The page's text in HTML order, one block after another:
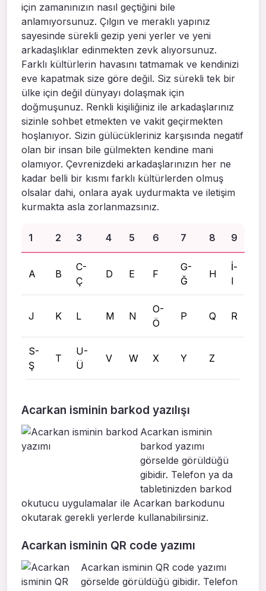
için zamanınızın nasıl geçtiğini bile
anlamıyorsunuz. Çılgın ve meraklı yapınız
sayesinde sürekli gezip yeni yerler ve yeni
arkadaşlıklar edinmekten zevk alıyorsunuz.
Farklı kültürlerin havasını tatmamak ve kendinizi
eve kapatmak size göre değil. Siz sürekli tek bir
ülke için değil dünyayı dolaşmak için
doğmuşunuz. Renkli kişiliğiniz ile arkadaşlarınız
sizinle sohbet etmekten ve vakit geçirmekten
hoşlanıyor. Sizin gülücükleriniz karşısında negatif
olan bir insan bile gülmekten kendine mani
olamıyor. Çevrenizdeki arkadaşlarınızın her ne
kadar belli bir kısmı farklı kültürlerden olmuş
olsalar dahi, onlara ayak uydurmakta ve iletişim
kurmakta asla zorlanmazsınız.
1 2 3 4 5 6 7 8 9
A B
C-
Ç
D E F
G-
Ğ
H
İ-
I
J K L M N
O-
Ö
P Q R
S-
Ş
T
U-
Ü
V W X Y Z
Acarkan isminin barkod yazılışı
Acarkan isminin
barkod yazımı
görselde görüldüğü
gibidir. Telefon ya da
tabletinizden barkod
okutucu uygulamalar ile Acarkan barkodunu
okutarak gerekli yerlerde kullanabilirsiniz.
Acarkan isminin QR code yazımı
Acarkan isminin QR code yazımı
görselde görüldüğü gibidir. Telefon